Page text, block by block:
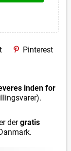
Pinterest
inden for
dergratis